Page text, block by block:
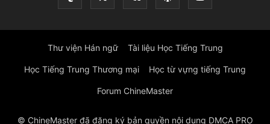
Thư viện Hán ngữ Tài liệu Học Tiếng Trung
Học Tiếng Trung Thương mại Học từ vựng tiếng Trung
Forum ChineMaster
© ChineMaster đã đăng ký bản quyền nội dung DMCA PRO